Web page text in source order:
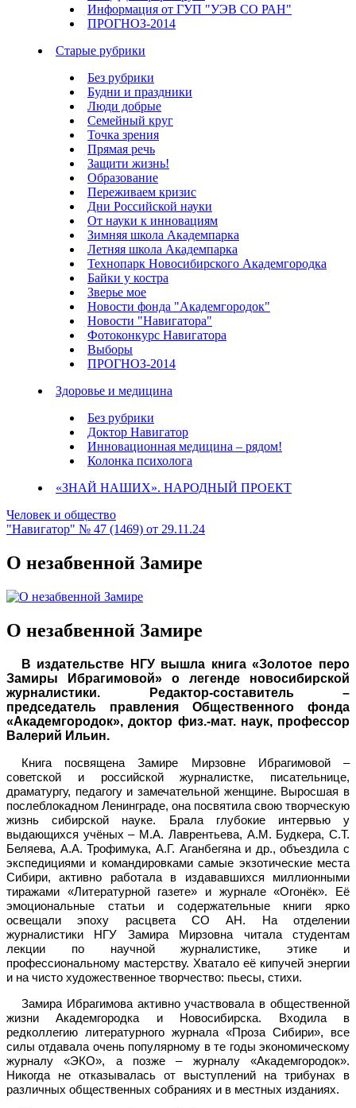
Информация от ГУП "УЭВ СО РАН"
ПРОГНОЗ-2014
Старые рубрики
Без рубрики
Будни и праздники
Люди добрые
Семейный круг
Точка зрения
Прямая речь
Защити жизнь!
Образование
Переживаем кризис
Дни Российской науки
От науки к инновациям
Зимняя школа Академпарка
Летняя школа Академпарка
Технопарк Новосибирского Академгородка
Байки у костра
Зверье мое
Новости фонда "Академгородок"
Новости "Навигатора"
Фотоконкурс Навигатора
Выборы
ПРОГНОЗ-2014
Здоровье и медицина
Без рубрики
Доктор Навигатор
Инновационная медицина – рядом!
Колонка психолога
«ЗНАЙ НАШИХ». НАРОДНЫЙ ПРОЕКТ
Человек и общество
"Навигатор" № 47 (1469) от 29.11.24
О незабвенной Замире
О незабвенной Замире
В издательстве НГУ вышла книга «Золотое перо
Замиры Ибрагимовой» о легенде новосибирской
журналистики. Редактор-составитель –
председатель правления Общественного фонда
«Академгородок», доктор физ.-мат. наук, профессор
Валерий Ильин.
Книга посвящена Замире Мирзовне Ибрагимовой –
советской и российской журналистке, писательнице,
драматургу, педагогу и замечательной женщине. Выросшая в
послеблокадном Ленинграде, она посвятила свою творческую
жизнь сибирской науке. Брала глубокие интервью у
выдающихся учёных – М.А. Лаврентьева, А.М. Будкера, С.Т.
Беляева, А.А. Трофимука, А.Г. Аганбегяна и др., объездила с
экспедициями и командировками самые экзотические места
Сибири, активно работала в издававшихся миллионными
тиражами «Литературной газете» и журнале «Огонёк». Её
эмоциональные статьи и содержательные книги ярко
освещали эпоху расцвета СО АН. На отделении
журналистики НГУ Замира Мирзовна читала студентам
лекции по научной журналистике, этике и
профессиональному мастерству. Хватало её кипучей энергии
и на чисто художественное творчество: пьесы, стихи.
Замира Ибрагимова активно участвовала в общественной
жизни Академгородка и Новосибирска. Входила в
редколлегию литературного журнала «Проза Сибири», все
силы отдавала очень популярному в те годы экономическому
журналу «ЭКО», а позже – журналу «Академгородок».
Никогда не отказывалась от выступлений на трибунах в
различных общественных собраниях и в местных изданиях.